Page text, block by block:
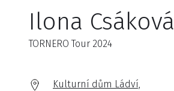
Ilona Csáková
TORNERO Tour 2024
Kulturní dům Ládví,